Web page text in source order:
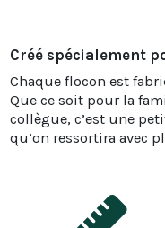
Créé spécialement
Chaque flocon est
Que ce soit pour la
collègue, c’est une
qu’on ressortira avec